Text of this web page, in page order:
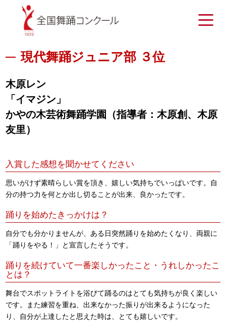
現代舞踊ジュニア部 ３位
木原レン
「イマジン」
かやの木芸術舞踊学園（指導者：木原創、木原
友里）
入賞した感想を聞かせてください
思いがけず素晴らしい賞を頂き、嬉しい気持ちでいっぱいです。自
分の持つ力を何とか出し切ることが出来、良かったです。
踊りを始めたきっかけは？
自分でも分かりませんが、ある日突然踊りを始めたくなり、両親に
「踊りをやる！」と宣言したそうです。
踊りを続けていて一番楽しかったこと・うれしかったこ
とは？
舞台でスポットライトを浴びて踊るのはとても気持ちが良く楽しい
です。また練習を重ね、出来なかった振りが出来るようになった
り、自分が上達したと思えた時は、とても嬉しいです。